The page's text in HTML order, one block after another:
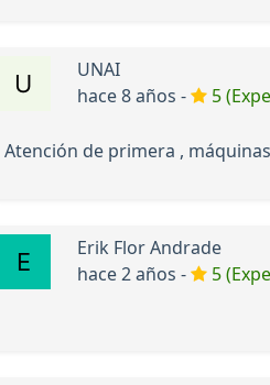
UNAI
hace 8 años -
5
Atención de primera ,
Erik Flor Andrade
hace 2 años -
5